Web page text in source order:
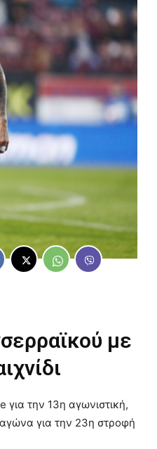
με
την 13η αγωνιστική,
για την 23η στροφή